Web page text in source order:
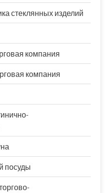
стеклянных изделий
компания
компания
посуды